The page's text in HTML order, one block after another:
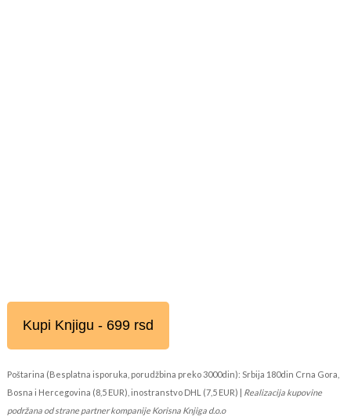
Kupi Knjigu - 699 rsd
Poštarina (Besplatna isporuka, porudžbina preko 3000din): Srbija 180din Crna Gora,
Bosna i Hercegovina (8,5 EUR), inostranstvo DHL (7,5 EUR) | Realizacija kupovine
podržana od strane partner kompanije Korisna Knjiga d.o.o